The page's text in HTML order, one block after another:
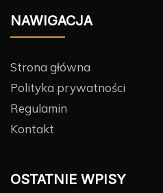
NAWIGACJA
Strona główna
Polityka prywatności
Regulamin
Kontakt
OSTATNIE WPISY